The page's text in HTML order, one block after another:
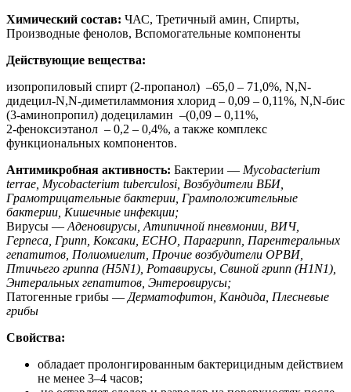
Химический состав: ЧАС, Третичный амин, Спирты,
Производные фенолов, Вспомогательные компоненты
Действующие вещества:
изопропиловый спирт (2-пропанол) –65,0 – 71,0%, N,N-
дидецил-N,N-диметиламмония хлорид – 0,09 – 0,11%, N,N-бис
(3-аминопропил) додециламин –(0,09 – 0,11%,
2-феноксиэтанол – 0,2 – 0,4%, а также комплекс
функциональных компонентов.
Антимикробная активность: Бактерии — Mycobacterium
terrae, Mycobacterium tuberculosi, Возбудители ВБИ,
Грамотрицательные бактерии, Грамположительные
бактерии, Кишечные инфекции;
Вирусы — Аденовирусы, Атипичной пневмонии, ВИЧ,
Герпеса, Грипп, Коксаки, ECHO, Парагрипп, Парентеральных
гепатитов, Полиомиелит, Прочие возбудители ОРВИ,
Птичьего гриппа (H5N1), Ротавирусы, Свиной грипп (H1N1),
Энтеральных гепатитов, Энтеровирусы;
Патогенные грибы — Дерматофитон, Кандида, Плесневые
грибы
Свойства:
обладает пролонгированным бактерицидным действием
не менее 3–4 часов;